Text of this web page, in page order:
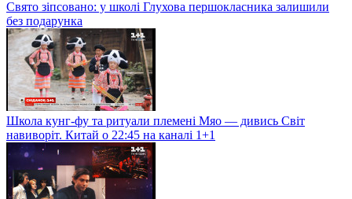
Свято зіпсовано: у школі Глухова першокласника залишили
без подарунка
Школа кунг-фу та ритуали племені Мяо — дивись Світ
навиворіт. Китай о 22:45 на каналі 1+1